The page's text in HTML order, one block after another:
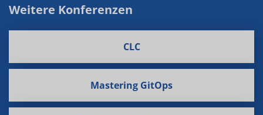
Weitere Konferenzen
CLC
Mastering GitOps